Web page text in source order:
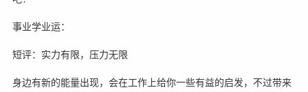
事业学业运：
短评：实力有限，压力无限
身边有新的能量出现，会在工作上给你一些有益的启发，不过带来